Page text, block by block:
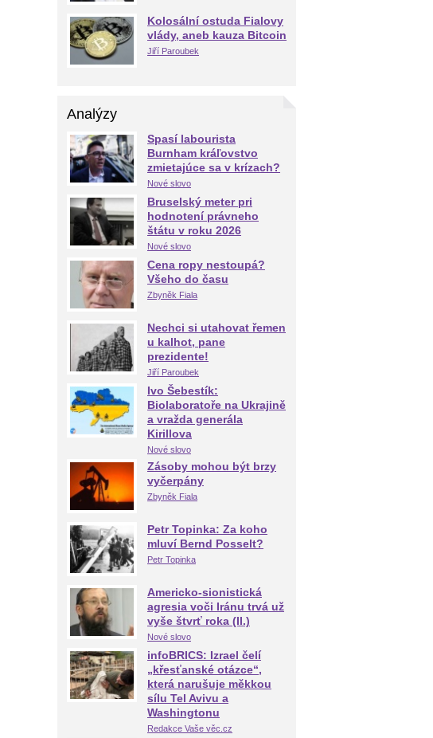
Kolosální ostuda Fialovy
vlády, aneb kauza Bitcoin
Jiří Paroubek
Analýzy
Spasí labourista
Burnham kráľovstvo
zmietajúce sa v krízach?
Nové slovo
Bruselský meter pri
hodnotení právneho
štátu v roku 2026
Nové slovo
Cena ropy nestoupá?
Všeho do času
Zbyněk Fiala
Nechci si utahovat řemen
u kalhot, pane
prezidente!
Jiří Paroubek
Ivo Šebestík:
Biolaboratoře na Ukrajině
a vražda generála
Kirillova
Nové slovo
Zásoby mohou být brzy
vyčerpány
Zbyněk Fiala
Petr Topinka: Za koho
mluví Bernd Posselt?
Petr Topinka
Americko-sionistická
agresia voči Iránu trvá už
vyše štvrť roka (II.)
Nové slovo
infoBRICS: Izrael čelí
„křesťanské otázce“,
která narušuje měkkou
sílu Tel Avivu a
Washingtonu
Redakce Vaše věc.cz